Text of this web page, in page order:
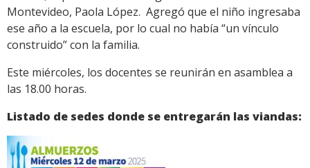
Montevideo, Paola López. Agregó que el niño ingresaba
ese año a la escuela, por lo cual no había “un vínculo
construido” con la familia.
Este miércoles, los docentes se reunirán en asamblea a
las 18.00 horas.
Listado de sedes donde se entregarán las viandas: